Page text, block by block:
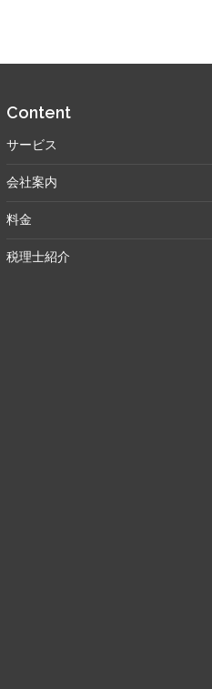
Content
サービス
会社案内
料金
税理士紹介